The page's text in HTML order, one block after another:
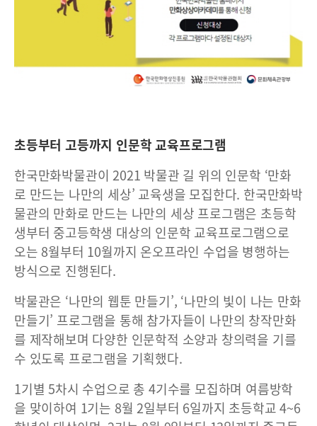
초등부터 고등까지 인문학 교육프로그램
한국만화박물관이 2021 박물관 길 위의 인문학 ‘만화
로 만드는 나만의 세상’ 교육생을 모집한다. 한국만화박
물관의 만화로 만드는 나만의 세상 프로그램은 초등학
생부터 중고등학생 대상의 인문학 교육프로그램으로
오는 8월부터 10월까지 온오프라인 수업을 병행하는
방식으로 진행된다.
박물관은 ‘나만의 웹툰 만들기’, ‘나만의 빛이 나는 만화
만들기’ 프로그램을 통해 참가자들이 나만의 창작만화
를 제작해보며 다양한 인문학적 소양과 창의력을 기를
수 있도록 프로그램을 기획했다.
1기별 5차시 수업으로 총 4기수를 모집하며 여름방학
을 맞이하여 1기는 8월 2일부터 6일까지 초등학교 4~6